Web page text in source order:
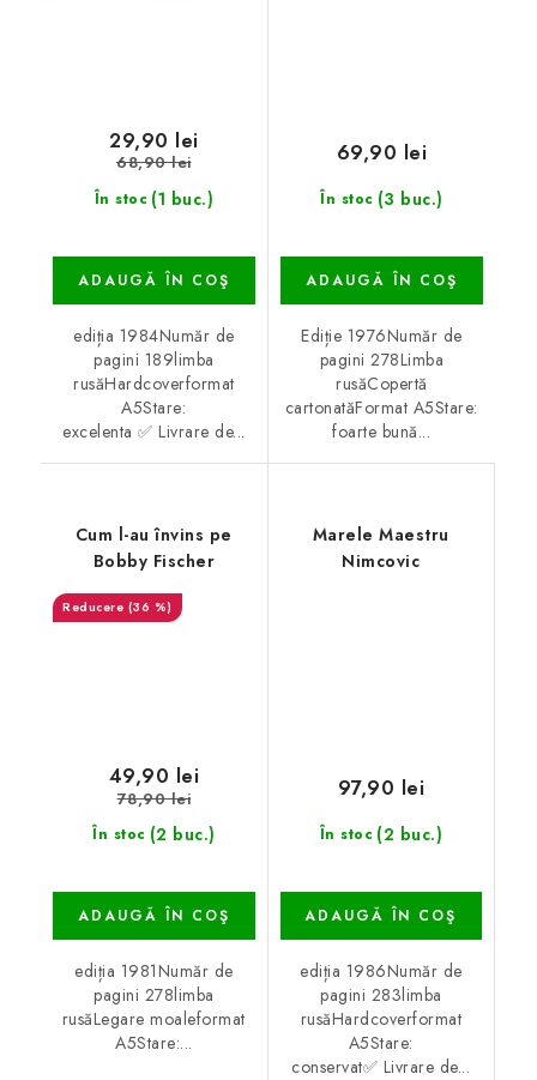
În stoc (1 buc.)
29,90 lei
68,90 lei
ADAUGĂ ÎN COŞ
ediția 1984Număr de
pagini 189limba
rusăHardcoverformat
A5Stare:
excelenta ✅ Livrare de...
În stoc (3 buc.)
69,90 lei
ADAUGĂ ÎN COŞ
Ediție 1976Număr de
pagini 278Limba
rusăCopertă
cartonatăFormat A5Stare:
foarte bună...
Cum l-au învins pe
Bobby Fischer
(36 %)
În stoc (2 buc.)
49,90 lei
78,90 lei
ADAUGĂ ÎN COŞ
ediția 1981Număr de
pagini 278limba
rusăLegare moaleformat
A5Stare:...
Marele Maestru
Nimcovic
În stoc (2 buc.)
97,90 lei
ADAUGĂ ÎN COŞ
ediția 1986Număr de
pagini 283limba
rusăHardcoverformat
A5Stare:
conservat✅ Livrare de...